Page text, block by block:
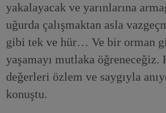
yakalayacak ve yarınlarına
uğurda çalışmaktan asla
gibi tek ve hür… Ve bir orman
yaşamayı mutlaka
değerleri özlem ve saygıyla
konuştu.